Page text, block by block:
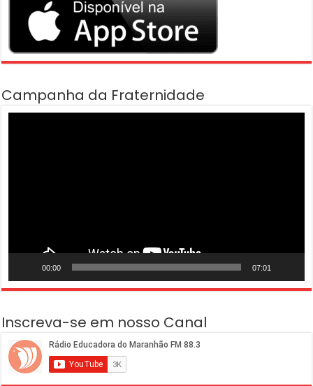
Campanha da Fraternidade
00:00 07:01
Inscreva-se em nosso Canal